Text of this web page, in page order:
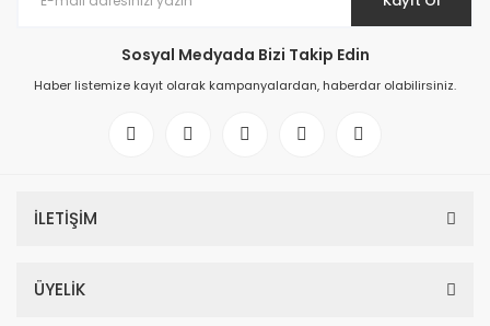
Sosyal Medyada Bizi Takip Edin
Haber listemize kayıt olarak kampanyalardan, haberdar olabilirsiniz.
İLETİŞİM
ÜYELİK